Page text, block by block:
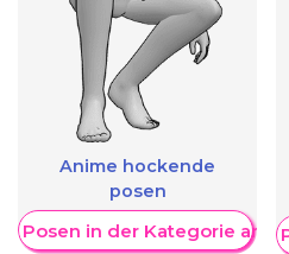
Anime hockende
posen
Posen in der KategorieWeitere